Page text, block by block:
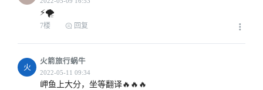
2022-05-10 01:24
⚡️🌪
7楼 回复
火
火箭旅行蜗牛
岬鱼上大分，坐等翻译🔥🔥🔥